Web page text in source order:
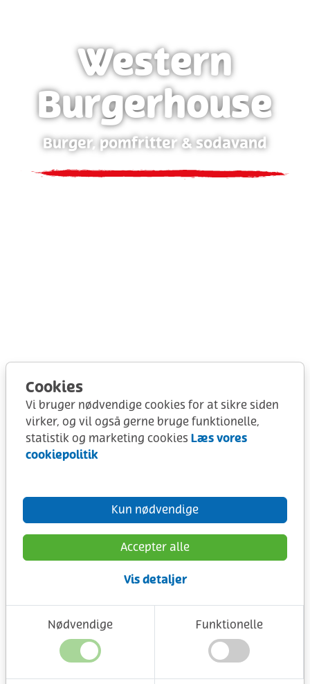
Cookies
Vi bruger nødvendige cookies for at sikre siden
virker, og vil også gerne bruge funktionelle,
statistik og marketing cookies Læs vores
cookiepolitik
Kun nødvendige
Accepter alle
Vis detaljer
Nødvendige Funktionelle
Western
Burgerhouse
Burger, pomfritter & sodavand